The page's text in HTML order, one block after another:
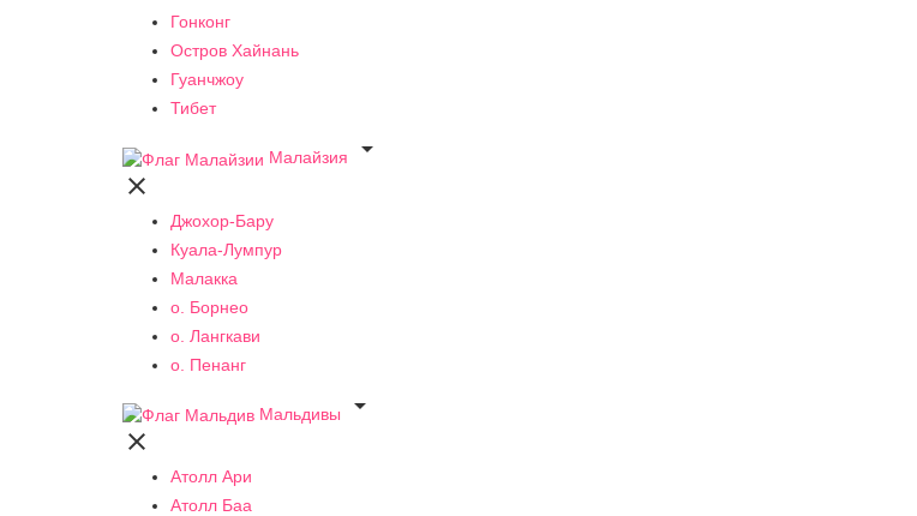
Гонконг
Остров Хайнань
Гуанчжоу
Тибет
Малайзия


Джохор-Бару
Куала-Лумпур
Малакка
о. Борнео
о. Лангкави
о. Пенанг
Мальдивы


Атолл Ари
Атолл Баа